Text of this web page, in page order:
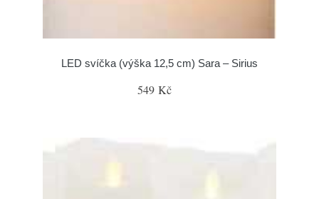
LED svíčka (výška 12,5 cm) Sara – Sirius
549 Kč